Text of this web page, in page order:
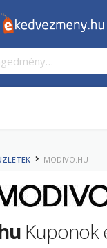
MODIVO.HU
Kuponok